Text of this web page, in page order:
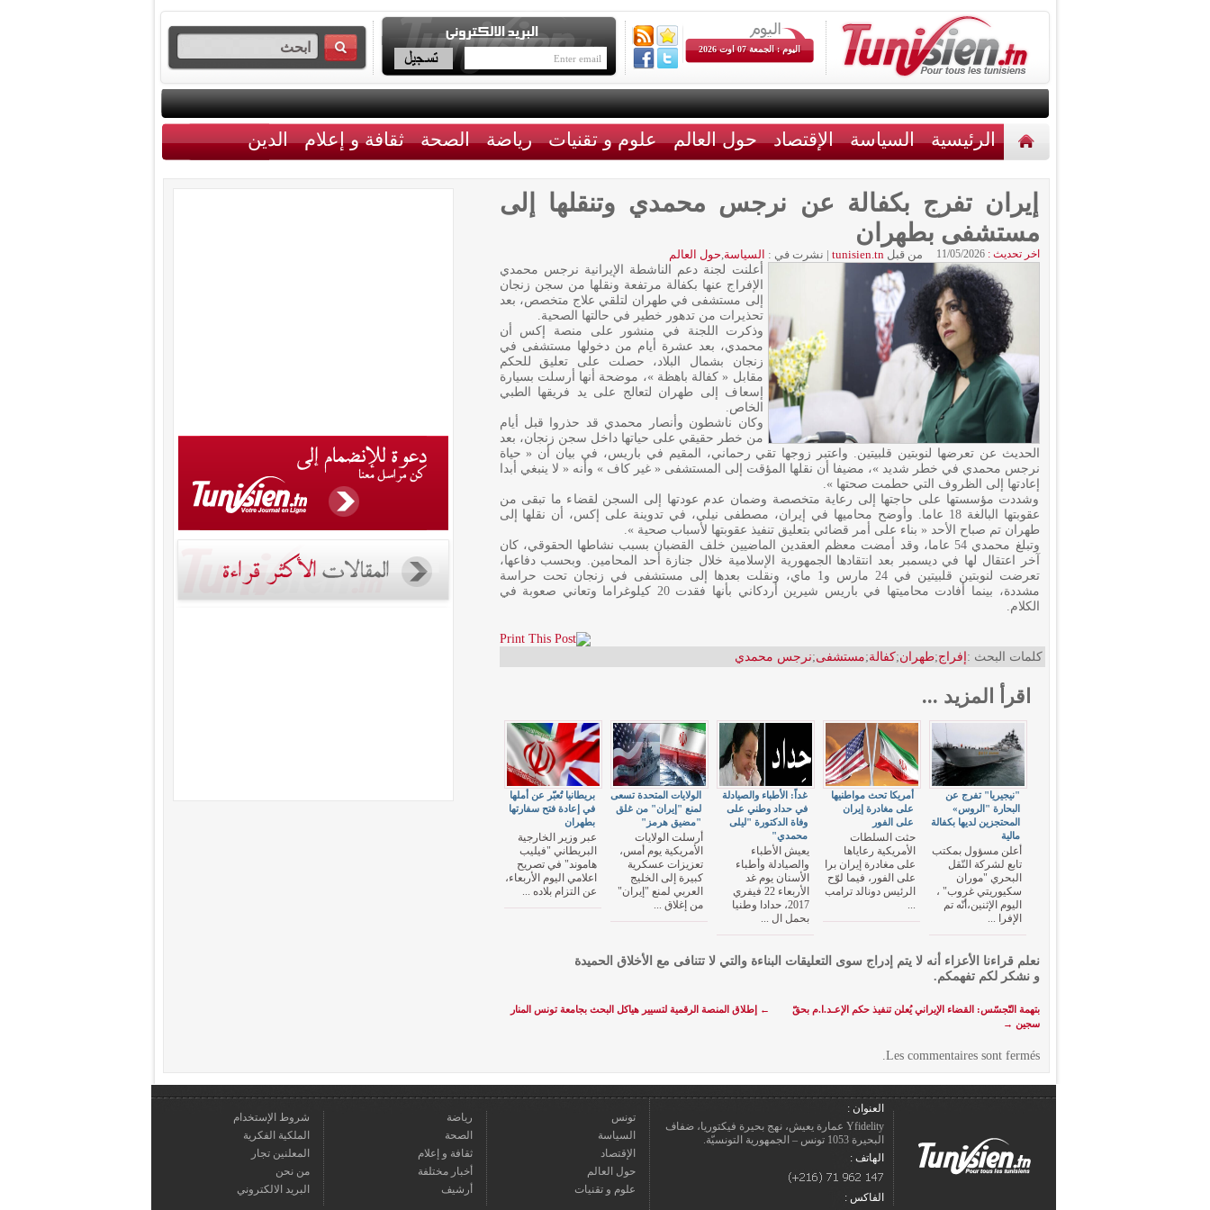
اليوم : الجمعة 07 اوت 2026
الرئيسية السياسة الإقتصاد حول العالم علوم و تقنيات رياضة الصحة ثقافة و إعلام الدين
إيران تفرج بكفالة عن نرجس محمدي وتنقلها إلى
مستشفى بطهران
اخر تحديث : 11/05/2026 من قبلtunisien.tn
| نشرت في : السياسة,حول العالم
أعلنت لجنة دعم الناشطة الإيرانية نرجس محمدي
الإفراج عنها بكفالة مرتفعة ونقلها من سجن زنجان
إلى مستشفى في طهران لتلقي علاج متخصص، بعد
تحذيرات من تدهور خطير في حالتها الصحية.
وذكرت اللجنة في منشور على منصة إكس أن
محمدي، بعد عشرة أيام من دخولها مستشفى في
زنجان بشمال البلاد، حصلت على تعليق للحكم
مقابل « كفالة باهظة »، موضحة أنها أرسلت بسيارة
إسعاف إلى طهران لتعالج على يد فريقها الطبي
الخاص.
وكان ناشطون وأنصار محمدي قد حذروا قبل أيام
من خطر حقيقي على حياتها داخل سجن زنجان، بعد
الحديث عن تعرضها لنوبتين قلبيتين. واعتبر زوجها تقي رحماني، المقيم في باريس، في بيان أن « حياة
نرجس محمدي في خطر شديد »، مضيفا أن نقلها المؤقت إلى المستشفى « غير كاف » وأنه « لا ينبغي أبدا
إعادتها إلى الظروف التي حطمت صحتها ».
وشددت مؤسستها على حاجتها إلى رعاية متخصصة وضمان عدم عودتها إلى السجن لقضاء ما تبقى من
عقوبتها البالغة 18 عاما. وأوضح محاميها في إيران، مصطفى نيلي، في تدوينة على إكس، أن نقلها إلى
طهران تم صباح الأحد « بناء على أمر قضائي بتعليق تنفيذ عقوبتها لأسباب صحية ».
وتبلغ محمدي 54 عاما، وقد أمضت معظم العقدين الماضيين خلف القضبان بسبب نشاطها الحقوقي، كان
آخر اعتقال لها في ديسمبر بعد انتقادها الجمهورية الإسلامية خلال جنازة أحد المحامين. وبحسب دفاعها،
تعرضت لنوبتين قلبيتين في 24 مارس و1 ماي، ونقلت بعدها إلى مستشفى في زنجان تحت حراسة
مشددة، بينما أفادت محاميتها في باريس شيرين أردكاني بأنها فقدت 20 كيلوغراما وتعاني صعوبة في
الكلام.
كلمات البحث : إفراج;طهران;كفالة;مستشفى;نرجس محمدي
اقرأ المزيد ...
بريطانيا تُعبّر عن أملها
في إعادة فتح سفارتها
بطهران
عبر وزير الخارجية
البريطاني "فيليب
هاموند" في تصريح
اعلامي اليوم الأربعاء،
عن التزام بلاده ...
الولايات المتحدة تسعى
لمنع "إيران" من غلق
"مضيق هرمز"
أرسلت الولايات
الأمريكية يوم أمس،
تعزيزات عسكرية
كبيرة إلى الخليج
العربي لمنع "إيران"
من إغلاق ...
غداً: الأطباء والصيادلة
في حداد وطني على
وفاة الدكتورة "ليلى
محمدي"
يعيش الأطباء
والصيادلة وأطباء
الأسنان يوم غد
الأربعاء 22 فيفري
2017، حدادا وطنيا
بحمل ال ...
أمريكا تحث مواطنيها
على مغادرة إيران
على الفور
حثت السلطات
الأمريكية رعاياها
على مغادرة إيران برا
على الفور، فيما لوّح
الرئيس دونالد ترامب
...
"نيجيريا" تفرج عن
البحارة "الروس»
المحتجزين لديها بكفالة
مالية
أعلن مسؤول بمكتب
تابع لشركة النّقل
البحري "موران
سكيوريتي غروب" ،
اليوم الإثنين،أنّه تم
الإفرا ...
نعلم قراءنا الأعزاء أنه لا يتم إدراج سوى التعليقات البناءة والتي لا تتنافى مع الأخلاق الحميدة
و نشكر لكم تفهمكم.
← إطلاق المنصة الرقمية لتسيير هياكل البحث بجامعة تونس المنار
بتهمة التّجسّس: القضاء الإيراني يُعلن تنفيذ حكم الإعـد.ا.م بحقّ
سجين →
Les commentaires sont fermés.
العنوان :
Yfidelity عمارة يعيش، نهج بحيرة فيكتوريا، ضفاف
البحيرة 1053 تونس – الجمهورية التونسيّة.
الهاتف :
الفاكس :
تونس
السياسة
الإقتصاد
حول العالم
علوم و تقنيات
رياضة
الصحة
ثقافة و إعلام
أخبار مختلفة
أرشيف
شروط الإستخدام
الملكية الفكرية
المعلنين تجار
من نحن
البريد الالكتروني